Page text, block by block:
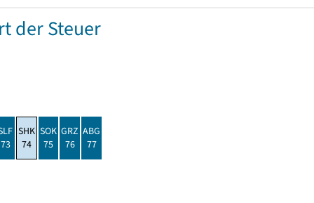
der Steuer
73
SHK
74
SOK
75
GRZ
76
ABG
77